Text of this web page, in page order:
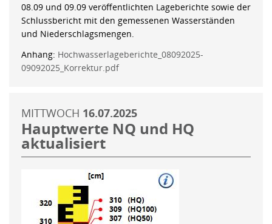
08.09 und 09.09 veröffentlichten Lageberichte sowie der
Schlussbericht mit den gemessenen Wasserständen
und Niederschlagsmengen.
Anhang: Hochwasserlageberichte_08092025-
09092025_Korrektur.pdf
MITTWOCH 16.07.2025
Hauptwerte NQ und HQ
aktualisiert